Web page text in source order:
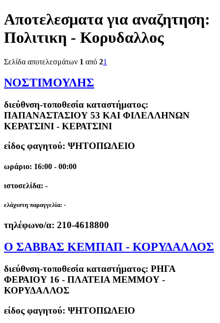
Αποτελεσματα για αναζητηση:
Πολιτικη - Κορυδαλλος
Σελίδα αποτελεσμάτων 1 από 21
ΝΟΣΤΙΜΟΥΛΗΣ
διεύθνση-τοποθεσία καταστήματος:
ΠΑΠΑΝΑΣΤΑΣΙΟΥ 53 ΚΑΙ ΦΙΛΕΛΛΗΝΩΝ
ΚΕΡΑΤΣΙΝΙ - ΚΕΡΑΤΣΙΝΙ
είδος φαγητού: ΨΗΤΟΠΩΛΕΙΟ
ωράριο: 16:00 - 00:00
ιστοσελίδα: -
ελάχιστη παραγγελία: -
τηλέφωνο/α: 210-4618800
O ΣΑΒΒΑΣ ΚΕΜΠΑΠ - ΚΟΡΥΔΑΛΛΟΣ
διεύθνση-τοποθεσία καταστήματος: ΡΗΓΑ
ΦΕΡΑΙΟΥ 16 - ΠΛΑΤΕΙΑ ΜΕΜΜΟΥ -
ΚΟΡΥΔΑΛΛΟΣ
είδος φαγητού: ΨΗΤΟΠΩΛΕΙΟ